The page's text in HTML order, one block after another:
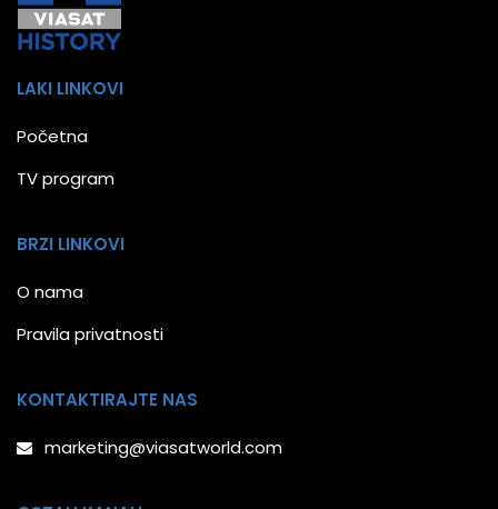
LAKI LINKOVI
Početna
TV program
BRZI LINKOVI
O nama
Pravila privatnosti
KONTAKTIRAJTE NAS
marketing@viasatworld.com